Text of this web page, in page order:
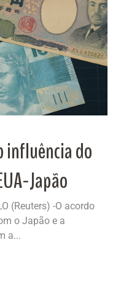
influência do
Japão
(Reuters) -O acordo
o Japão e a
a...